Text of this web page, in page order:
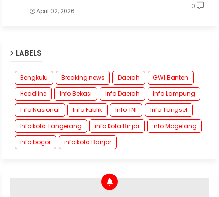
April 02, 2026
0
LABELS
Bengkulu Breaking news Daerah
GWI Banten
Headline
Info Bekasi Info Daerah
Info Lampung
Info Nasional
Info Publik Info TNI
Info Tangsel
Info kota Tangerang
info Kota Binjai
info Magelang
info bogor
info kota Banjar